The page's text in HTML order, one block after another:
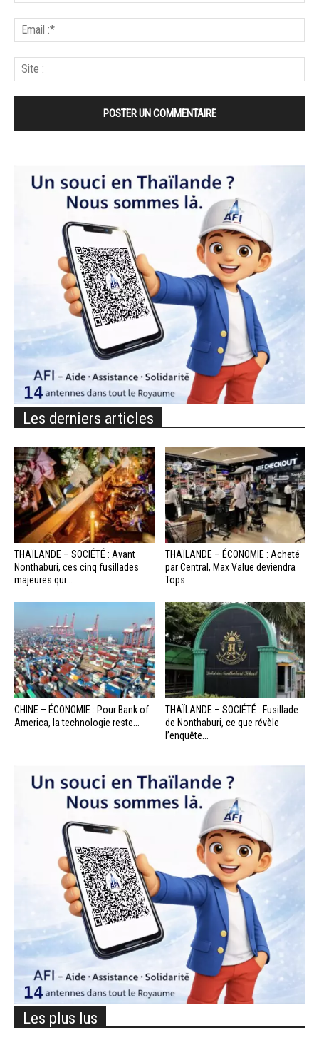
Les derniers articles
THAÏLANDE – SOCIÉTÉ : Avant
Nonthaburi, ces cinq fusillades
majeures qui...
THAÏLANDE – ÉCONOMIE : Acheté
par Central, Max Value deviendra
Tops
CHINE – ÉCONOMIE : Pour Bank of
America, la technologie reste...
THAÏLANDE – SOCIÉTÉ : Fusillade
de Nonthaburi, ce que révèle
l’enquête...
Les plus lus